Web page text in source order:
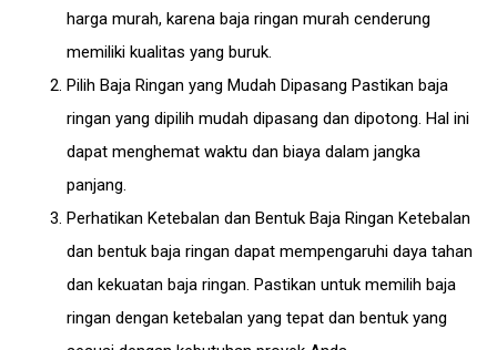
harga murah, karena baja ringan murah cenderung
memiliki kualitas yang buruk.
Pilih Baja Ringan yang Mudah Dipasang Pastikan baja
ringan yang dipilih mudah dipasang dan dipotong. Hal ini
dapat menghemat waktu dan biaya dalam jangka
panjang.
Perhatikan Ketebalan dan Bentuk Baja Ringan Ketebalan
dan bentuk baja ringan dapat mempengaruhi daya tahan
dan kekuatan baja ringan. Pastikan untuk memilih baja
ringan dengan ketebalan yang tepat dan bentuk yang